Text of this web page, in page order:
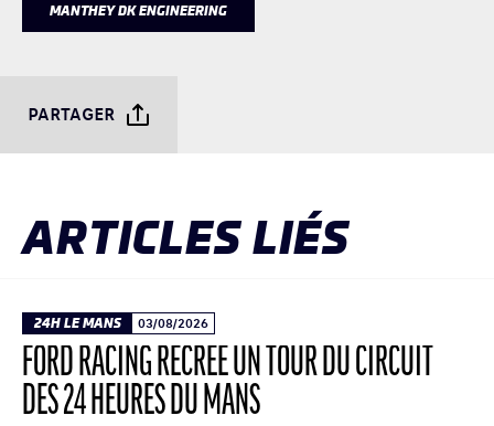
MANTHEY DK ENGINEERING
PARTAGER
ARTICLES LIÉS
24H LE MANS 03/08/2026
FORD RACING RECRÉE UN TOUR DU CIRCUIT
DES 24 HEURES DU MANS